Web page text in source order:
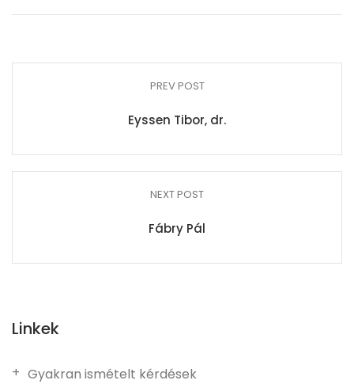
PREV POST
Eyssen Tibor, dr.
NEXT POST
Fábry Pál
Linkek
Gyakran ismételt kérdések